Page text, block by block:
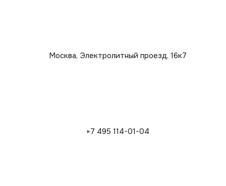
Москва, Электролитный проезд, 16к7
+7 495 114-01-04